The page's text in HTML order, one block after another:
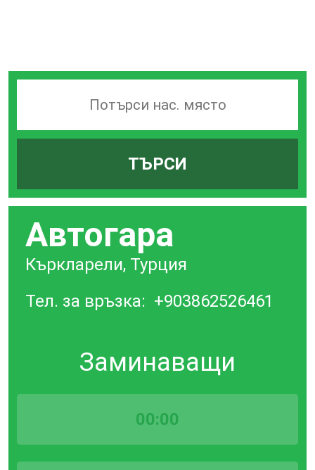
на
ТЪРСИ
Автогара
Къркларели, Турция
Тел. за връзка: +903862526461
Заминаващи
00:00